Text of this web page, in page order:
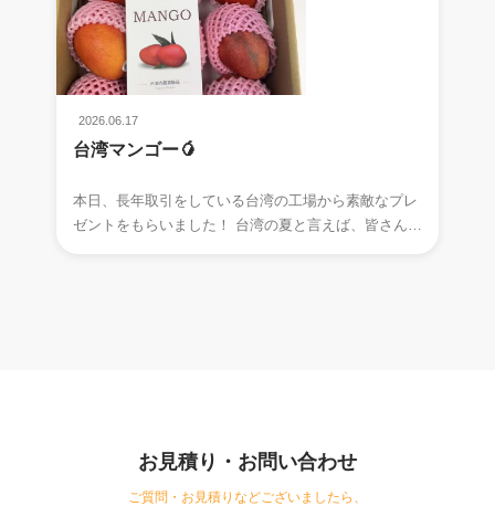
2026.06.17
台湾マンゴー🥭
本日、長年取引をしている台湾の工場から素敵なプレ
ゼントをもらいました！ 台湾の夏と言えば、皆さん何
お見積り・お問い合わせ
ご質問・お見積りなどございましたら、